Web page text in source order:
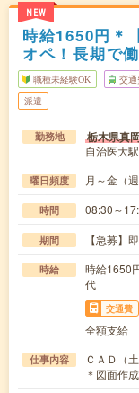
NEW
時給1650円＊
オペ！長期で働
職種未経験OK 交通
派遣
勤務地 栃木県真
自治医大
曜日頻度 月～金（週
時間 08:30～
期間 【急募】
時給
時給1650
代
交通費
全額支給
仕事内容
ＣＡＤ（
＊図面作